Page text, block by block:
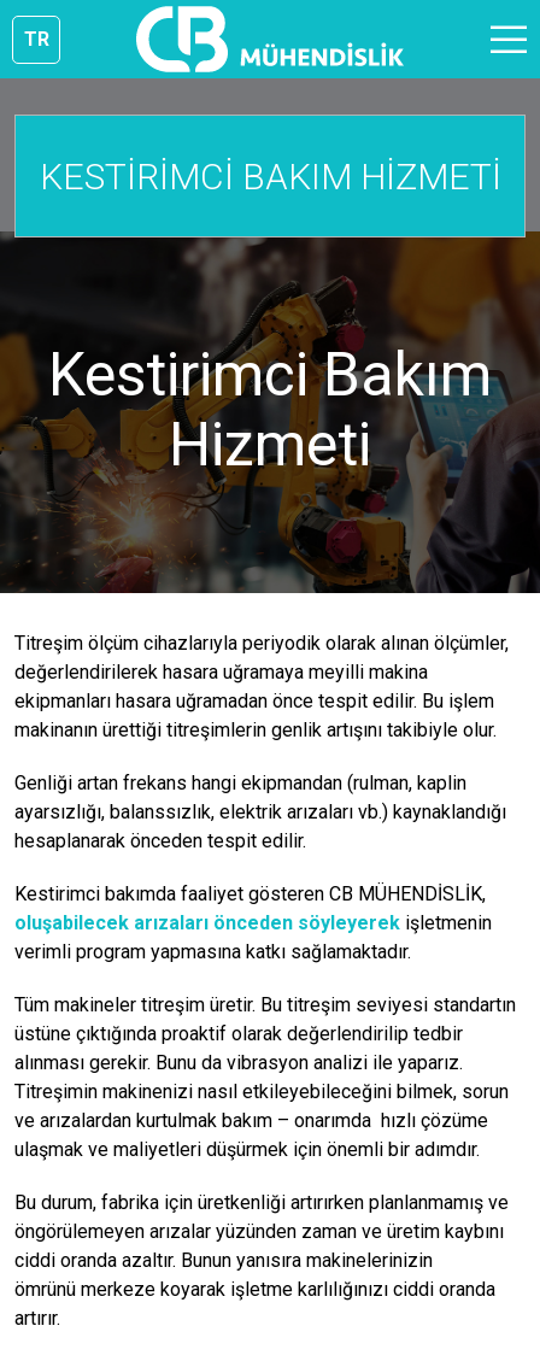
TR
KESTİRİMCİ BAKIM HİZMETİ
Kestirimci Bakım
Hizmeti
Titreşim ölçüm cihazlarıyla periyodik olarak alınan ölçümler,
değerlendirilerek hasara uğramaya meyilli makina
ekipmanları hasara uğramadan önce tespit edilir. Bu işlem
makinanın ürettiği titreşimlerin genlik artışını takibiyle olur.
Genliği artan frekans hangi ekipmandan (rulman, kaplin
ayarsızlığı, balanssızlık, elektrik arızaları vb.) kaynaklandığı
hesaplanarak önceden tespit edilir.
Kestirimci bakımda faaliyet gösteren CB MÜHENDİSLİK,
oluşabilecek arızaları önceden söyleyerek işletmenin
verimli program yapmasına katkı sağlamaktadır.
Tüm makineler titreşim üretir. Bu titreşim seviyesi standartın
üstüne çıktığında proaktif olarak değerlendirilip tedbir
alınması gerekir. Bunu da vibrasyon analizi ile yaparız.
Titreşimin makinenizi nasıl etkileyebileceğini bilmek, sorun
ve arızalardan kurtulmak bakım – onarımda hızlı çözüme
ulaşmak ve maliyetleri düşürmek için önemli bir adımdır.
Bu durum, fabrika için üretkenliği artırırken planlanmamış ve
öngörülemeyen arızalar yüzünden zaman ve üretim kaybını
ciddi oranda azaltır. Bunun yanısıra makinelerinizin
ömrünü merkeze koyarak işletme karlılığınızı ciddi oranda
artırır.